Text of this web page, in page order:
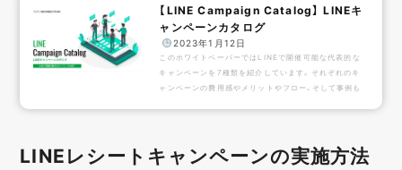
【LINE Campaign Catalog】 LINEキ
ャンペーンカタログ
2023年1月12日
このホワイトペーパーではLINEで開催可能な代表的な
キャンペーンを7種類を紹介しています。それぞれのキ
ャンペーンの費用感やメリットやフロー、そして事例も
ペーンを行いたい！面白いキャンペーンをやってみたい！
提案をしたいが提案の仕方がわからない！目次キャンペ
LINEレシートキャンペーンの実施方法